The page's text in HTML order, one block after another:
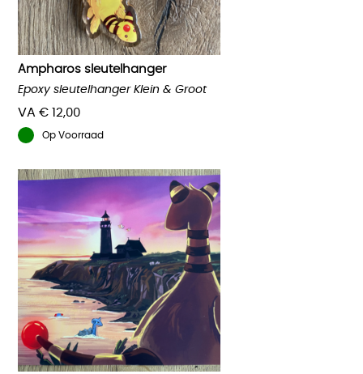
worden
op
de
productpagina
Ampharos sleutelhanger
VA€ 12,00
Epoxy sleutelhanger Klein & Groot
Op Voorraad
product
meerdere
variaties.
Deze
optie
kan
gekozen
worden
op
de